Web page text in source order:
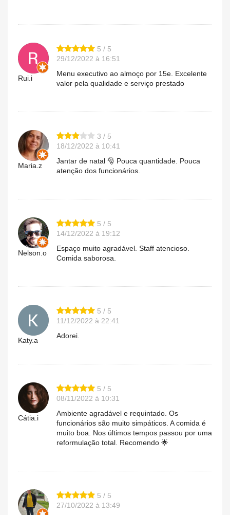
Rui.i
5 / 5
29/12/2022 à 16:51
Menu executivo ao almoço por 15e. Excelente
valor pela qualidade e serviço prestado
Maria.z
3 / 5
18/12/2022 à 10:41
Jantar de natal 🎅 Pouca quantidade. Pouca
atenção dos funcionários.
Nelson.o
5 / 5
14/12/2022 à 19:12
Espaço muito agradável. Staff atencioso.
Comida saborosa.
Katy.a
5 / 5
11/12/2022 à 22:41
Adorei.
Cátia.i
5 / 5
08/11/2022 à 10:31
Ambiente agradável e requintado. Os
funcionários são muito simpáticos. A comida é
muito boa. Nos últimos tempos passou por uma
reformulação total. Recomendo 🌟
5 / 5
27/10/2022 à 13:49